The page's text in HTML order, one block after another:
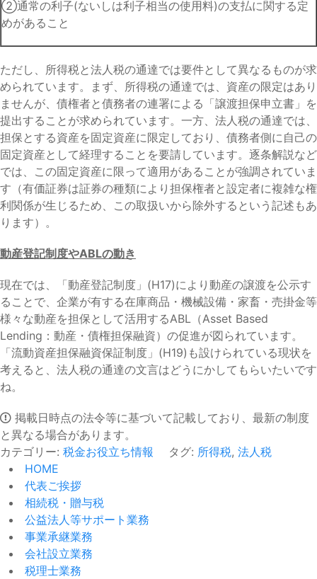
②通常の利子(ないしは利子相当の使用料)の支払に関する定
めがあること
ただし、所得税と法人税の通達では要件として異なるものが求
められています。まず、所得税の通達では、資産の限定はあり
ませんが、債権者と債務者の連署による「譲渡担保申立書」を
提出することが求められています。一方、法人税の通達では、
担保とする資産を固定資産に限定しており、債務者側に自己の
固定資産として経理することを要請しています。逐条解説など
では、この固定資産に限って適用があることが強調されていま
す（有価証券は証券の種類により担保権者と設定者に複雑な権
利関係が生じるため、この取扱いから除外するという記述もあ
ります）。
動産登記制度やABLの動き
現在では、「動産登記制度」(H17)により動産の譲渡を公示す
ることで、企業が有する在庫商品・機械設備・家畜・売掛金等
様々な動産を担保として活用するABL（Asset Based
Lending：動産・債権担保融資）の促進が図られています。
「流動資産担保融資保証制度」(H19)も設けられている現状を
考えると、法人税の通達の文言はどうにかしてもらいたいです
ね。
掲載日時点の法令等に基づいて記載しており、最新の制度
と異なる場合があります。
カテゴリー: 税金お役立ち情報 タグ: 所得税, 法人税
HOME
代表ご挨拶
相続税・贈与税
公益法人等サポート業務
事業承継業務
会社設立業務
税理士業務